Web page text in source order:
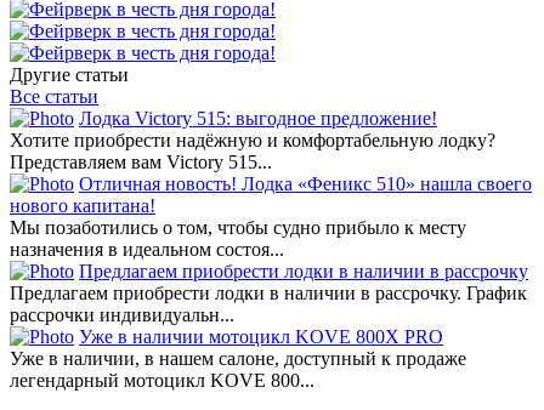
Другие статьи
Все статьи
Лодка Victory 515: выгодное предложение!
Хотите приобрести надёжную и комфортабельную лодку?
Представляем вам Victory 515...
Отличная новость! Лодка «Феникс 510» нашла своего
нового капитана!
Мы позаботились о том, чтобы судно прибыло к месту
назначения в идеальном состоя...
Предлагаем приобрести лодки в наличии в рассрочку
Предлагаем приобрести лодки в наличии в рассрочку. График
рассрочки индивидуальн...
Уже в наличии мотоцикл KOVE 800X PRO
Уже в наличии, в нашем салоне, доступный к продаже
легендарный мотоцикл KOVE 800...